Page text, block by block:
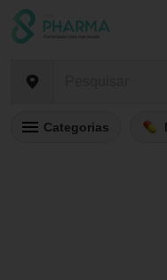
Categorias